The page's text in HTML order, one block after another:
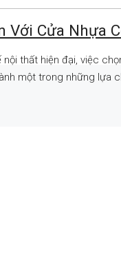
Với Cửa Nhựa
thất hiện đại, việc
một trong những lựa